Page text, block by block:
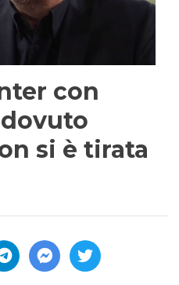
con
dovuto
si è tirata